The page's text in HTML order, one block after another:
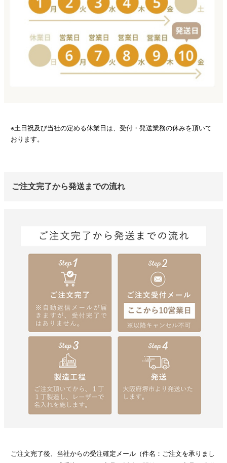
※土日祝及び当社の定める休業日は、受付・発送業務の休みを頂いて
おります。
ご注文完了から発送までの流れ
ご注文完了後、当社からの受注確定メール（件名：ご注文を承りまし